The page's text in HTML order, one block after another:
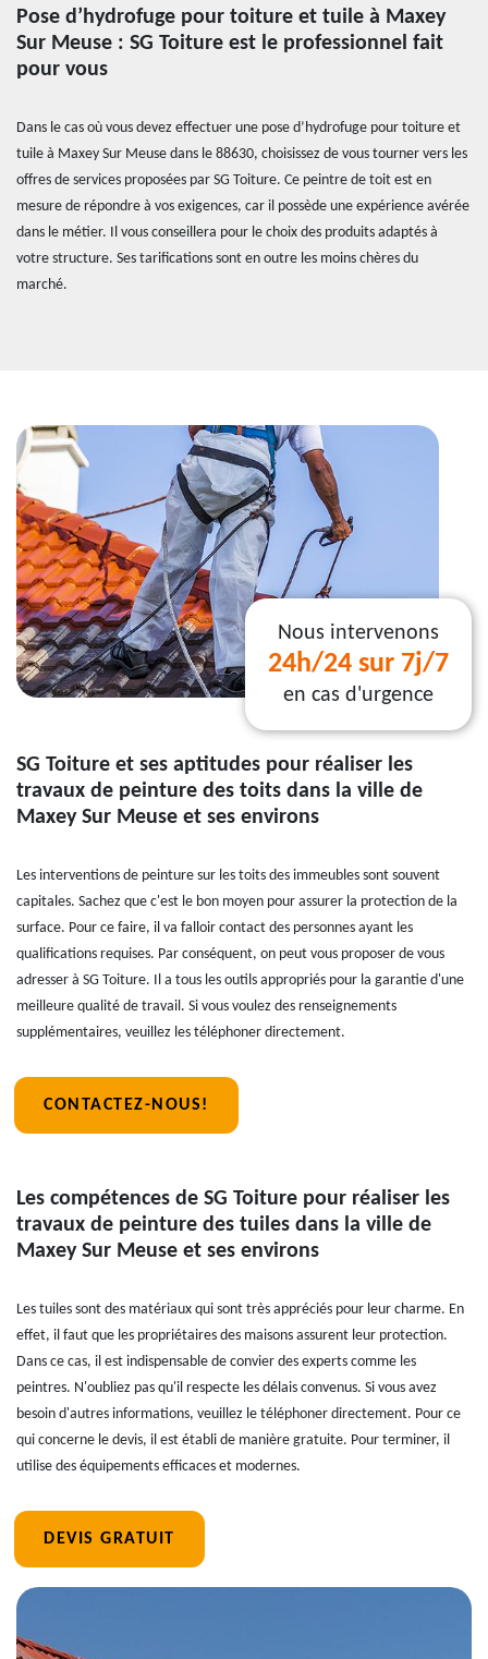
Pose d’hydrofuge pour toiture et tuile à Maxey
Sur Meuse : SG Toiture est le professionnel fait
pour vous
Dans le cas où vous devez effectuer une pose d’hydrofuge pour toiture et
tuile à Maxey Sur Meuse dans le 88630, choisissez de vous tourner vers les
offres de services proposées par SG Toiture. Ce peintre de toit est en
mesure de répondre à vos exigences, car il possède une expérience avérée
dans le métier. Il vous conseillera pour le choix des produits adaptés à
votre structure. Ses tarifications sont en outre les moins chères du
marché.
Nous intervenons
24h/24 sur 7j/7
en cas d'urgence
SG Toiture et ses aptitudes pour réaliser les
travaux de peinture des toits dans la ville de
Maxey Sur Meuse et ses environs
Les interventions de peinture sur les toits des immeubles sont souvent
capitales. Sachez que c'est le bon moyen pour assurer la protection de la
surface. Pour ce faire, il va falloir contact des personnes ayant les
qualifications requises. Par conséquent, on peut vous proposer de vous
adresser à SG Toiture. Il a tous les outils appropriés pour la garantie d'une
meilleure qualité de travail. Si vous voulez des renseignements
supplémentaires, veuillez les téléphoner directement.
CONTACTEZ-NOUS!
Les compétences de SG Toiture pour réaliser les
travaux de peinture des tuiles dans la ville de
Maxey Sur Meuse et ses environs
Les tuiles sont des matériaux qui sont très appréciés pour leur charme. En
effet, il faut que les propriétaires des maisons assurent leur protection.
Dans ce cas, il est indispensable de convier des experts comme les
peintres. N'oubliez pas qu'il respecte les délais convenus. Si vous avez
besoin d'autres informations, veuillez le téléphoner directement. Pour ce
qui concerne le devis, il est établi de manière gratuite. Pour terminer, il
utilise des équipements efficaces et modernes.
DEVIS GRATUIT